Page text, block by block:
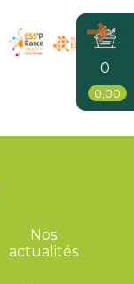
0
0,00
Nos
actualités